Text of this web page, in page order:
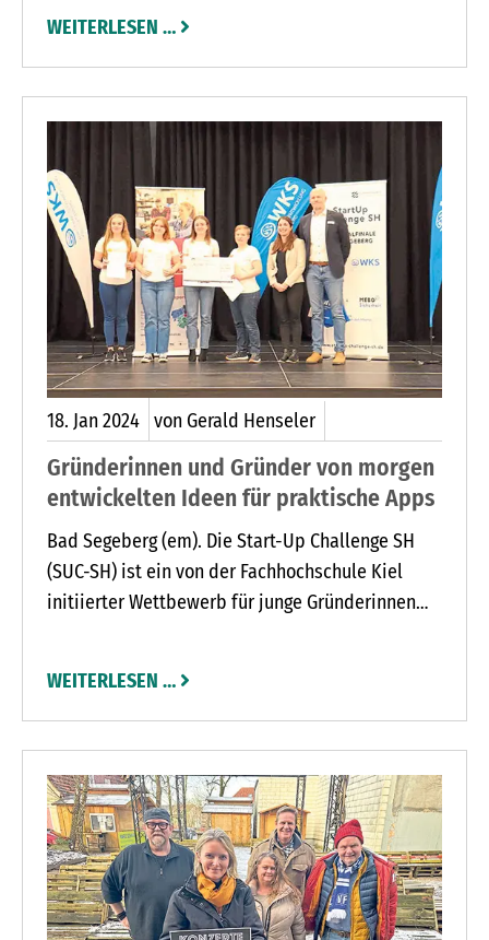
unschönen Szenen gekommen. Das ist
erschreckend“, sagt Bernd Heinrich.
WEITERLESEN …
18. Jan2024 von Gerald Henseler
Gründerinnen und Gründer von morgen
entwickelten Ideen für praktische Apps
Bad Segeberg (em). Die Start-Up Challenge SH
(SUC-SH) ist ein von der Fachhochschule Kiel
initiierter Wettbewerb für junge Gründerinnen
der elften Klasse, die im Rahmen des
Unterrichts teilnehmen können. Das Projekt
ermöglicht es den Teilnehmern, wirtschaftliche
Grundlagen zu verstehen, Businesspläne zu
erstellen und Unterstützung von regionalen
Innovationszentren zu erhalten.
WEITERLESEN …